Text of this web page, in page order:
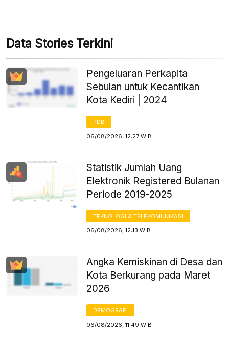
Data Stories Terkini
Pengeluaran Perkapita
Sebulan untuk Kecantikan
Kota Kediri | 2024
PDB
06/08/2026, 12:27 WIB
Statistik Jumlah Uang
Elektronik Registered Bulanan
Periode 2019-2025
TEKNOLOGI & TELEKOMUNIKASI
06/08/2026, 12:13 WIB
Angka Kemiskinan di Desa dan
Kota Berkurang pada Maret
2026
DEMOGRAFI
06/08/2026, 11:49 WIB